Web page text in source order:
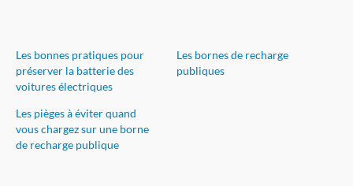
Les bonnes pratiques pour
préserver la batterie des
voitures électriques
Les bornes de recharge
publiques
Les pièges à éviter quand
vous chargez sur une borne
de recharge publique